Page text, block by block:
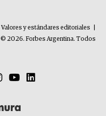
Valores y estándares editoriales
© 2026. Forbes Argentina. Todos